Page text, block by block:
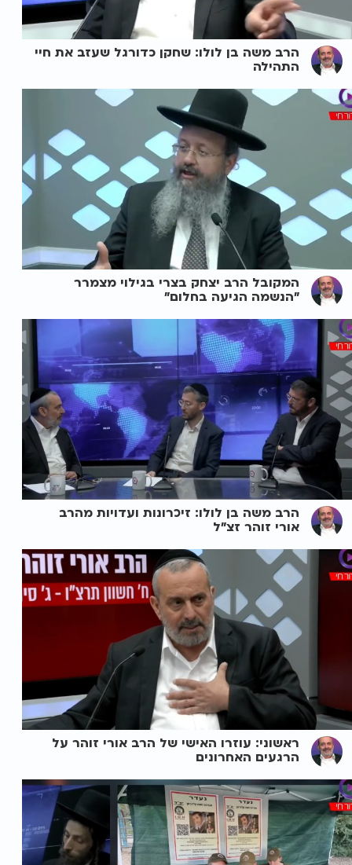
הרב משה בן לולו: שחקן כדורגל שעזב את חיי
התהילה
המקובל הרב יצחק בצרי בגילוי מצמרר
"הנשמה הגיעה בחלום"
הרב משה בן לולו: זיכרונות ועדויות מהרב
אורי זוהר זצ"ל
ראשוני: עוזרו האישי של הרב אורי זוהר על
הרגעים האחרונים